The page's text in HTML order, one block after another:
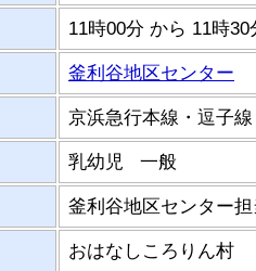
11時00分 から 11時30
釜利谷地区センター
京浜急行本線・逗
乳幼児 一般
釜利谷地区センター
おはなしころりん村